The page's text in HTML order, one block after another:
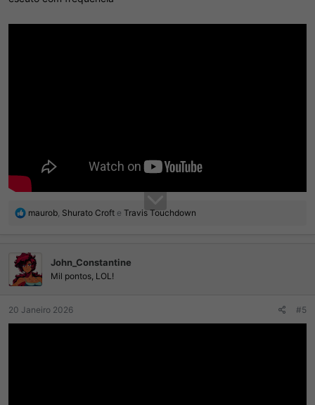
R
õ
e
s
maurob Shurato Croft e Travis Touchdown
John_Constantine
Mil pontos, LOL!
20 Janeiro 2026 #5